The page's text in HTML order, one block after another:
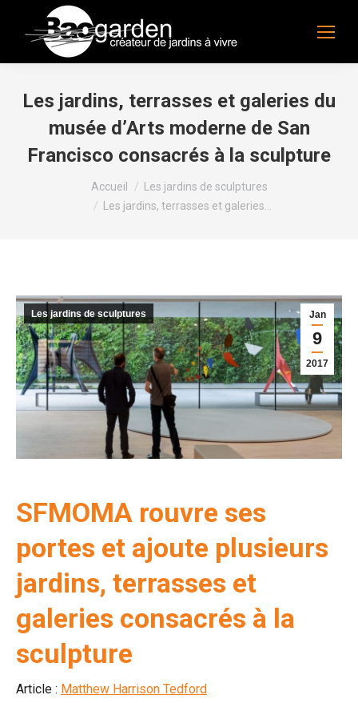
Les jardins, terrasses et galeries du
musée d’Arts moderne de San
Francisco consacrés à la sculpture
Vous êtes ici :Accueil
Les jardins de sculptures
Les jardins, terrasses et galeries…
Jan
9
2017
Les jardins de sculptures
SFMOMA rouvre ses
portes et ajoute plusieurs
jardins, terrasses et
galeries consacrés à la
sculpture
Article : Matthew Harrison Tedford